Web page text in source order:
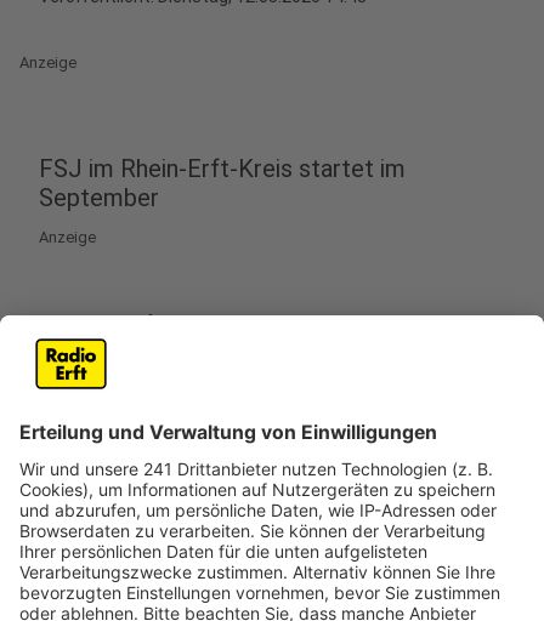
Anzeige
FSJ im Rhein-Erft-Kreis startet im
September
Anzeige
Der Rhein-Erft-Kreis bietet ab September ein
Freiwilliges Soziales Jahr in der Kulturabteilung und im
Kreisarchiv an. Junge Menschen können dabei ein Jahr
kennenlernen.
Zum Angebot gehören Einblicke in Bildende Kunst,
Musik, Literatur, Veranstaltungsmanagement und
Archivarbeit. Das Freiwillige Soziale Jahr richtet sich
an alle zwischen Schulabschluss und 27 Jahren.
Welcher Schulabschluss vorliegt, spielt dabei keine